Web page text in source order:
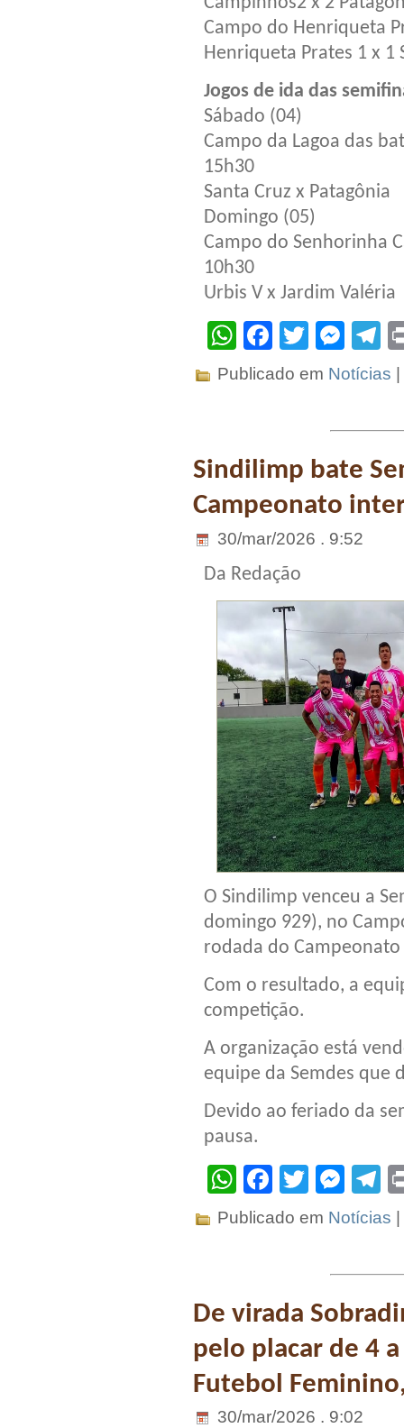
Campo do Henriqueta
Henriqueta Prates 1 x 1
Jogos de ida das
Sábado (04)
Campo da Lagoa das
15h30
Santa Cruz x Patagônia
Domingo (05)
Campo do Senhorinha
10h30
Urbis V x Jardim Valéria
WhatsApp
Facebook
Twitter
Publicado em Notícias
Sindilimp bate
Campeonato
30/mar/2026 . 9:52
Da Redação
O Sindilimp venceu a
domingo 929), no
rodada do
Com o resultado, a
competição.
A organização está
equipe da Semdes que
Devido ao feriado da
pausa.
WhatsApp
Facebook
Twitter
Publicado em Notícias |
De virada
pelo placar de 4
Futebol
30/mar/2026 . 9:02